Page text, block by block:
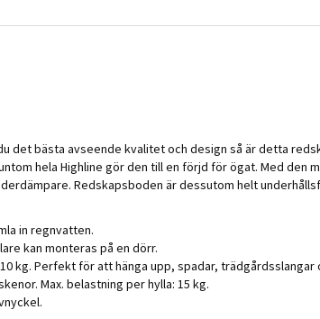
bästa avseende kvalitet och design så är detta
hela Highline gör den till en förjd för ögat. Med den
Redskapsboden är dessutom helt
in regnvatten.
kan monteras på en dörr.
kg. Perfekt för att hänga upp, spadar,
Max. belastning per hylla: 15 kg.